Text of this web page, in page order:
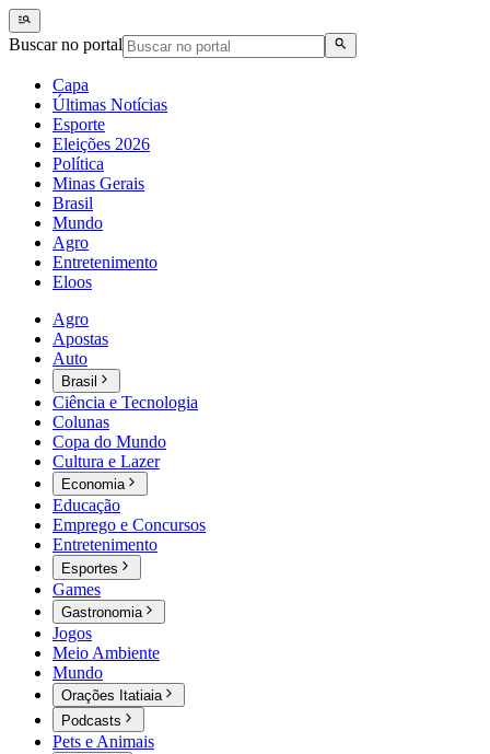
Buscar no portal
Capa
Últimas Notícias
Esporte
Eleições 2026
Política
Minas Gerais
Brasil
Mundo
Agro
Entretenimento
Eloos
Agro
Apostas
Auto
Brasil
Ciência e Tecnologia
Colunas
Copa do Mundo
Cultura e Lazer
Economia
Educação
Emprego e Concursos
Entretenimento
Esportes
Games
Gastronomia
Jogos
Meio Ambiente
Mundo
Orações Itatiaia
Podcasts
Pets e Animais